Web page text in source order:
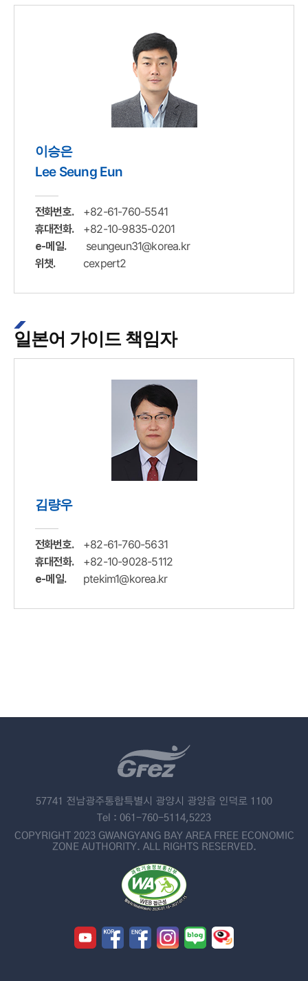
이승은
Lee Seung Eun
전화번호. +82-61-760-5541
휴대전화. +82-10-9835-0201
e-메일. seungeun31@korea.kr
위챗. cexpert2
일본어 가이드 책임자
김량우
전화번호. +82-61-760-5631
휴대전화. +82-10-9028-5112
e-메일. ptekim1@korea.kr
57741 전남광주통합특별시 광양시 광양읍 인덕로 1100
Tel : 061-760-5114,5223
COPYRIGHT 2023 GWANGYANG BAY AREA FREE ECONOMIC
ZONE AUTHORITY. ALL RIGHTS RESERVED.